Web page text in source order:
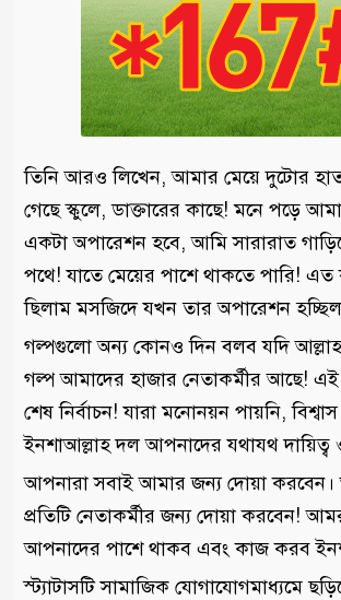
তিনি আরও লিখেন, আমার মেয়ে দুটোর
গেছে স্কুলে, ডাক্তারের কাছে! মনে পড়ে
একটা অপারেশন হবে, আমি সারারাত
পথে! যাতে মেয়ের পাশে থাকতে পারি! এত
ছিলাম মসজিদে যখন তার অপারেশন
গল্পগুলো অন্য কোনও দিন বলব যদি
গল্প আমাদের হাজার নেতাকর্মীর আছে! এই
শেষ নির্বাচন! যারা মনোনয়ন পায়নি,
ইনশাআল্লাহ দল আপনাদের যথাযথ দায়িত্ব
আপনারা সবাই আমার জন্য দোয়া
প্রতিটি নেতাকর্মীর জন্য দোয়া করবেন!
আপনাদের পাশে থাকব এবং কাজ করব
স্ট্যাটাসটি সামাজিক যোগাযোগমাধ্যমে